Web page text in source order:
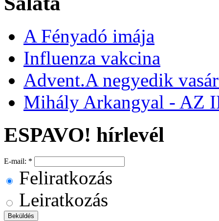
A Fényadó imája
Influenza vakcina
Advent.A negyedik
Mihály Arkangyal - AZ
ESPAVO! hírlevél
E-mail: *
Feliratkozás
Leiratkozás